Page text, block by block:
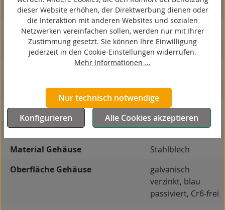
antistatisch
ESD
elektrisch leitfähig
korrosionsbeständig
hitzebeständig
autoklaventauglich
Produkttyp
Bockrolle
Material Gehäuse
Stahlblech
Oberfläche Gehäuse
galvanisch
verzinkt, blau
passiviert, Cr6-frei
dieser Website erhöhen, der Direktwerbung dienen oder
die Interaktion mit anderen Websites und sozialen
Netzwerken vereinfachen sollen, werden nur mit Ihrer
Zustimmung gesetzt. Sie können Ihre Einwilligung
jederzeit in den Cookie-Einstellungen widerrufen.
Mehr Informationen ...
Nur technisch notwendige
Konfigurieren
Alle Cookies akzeptieren